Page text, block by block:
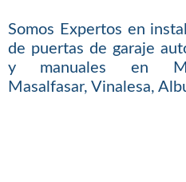
Somos Expertos en
de puertas de garaje
y manuales en
Masalfasar, Vinalesa,